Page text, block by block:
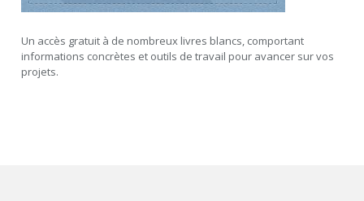
Un accès gratuit à de nombreux livres blancs, comportant
informations concrètes et outils de travail pour avancer sur vos
projets.